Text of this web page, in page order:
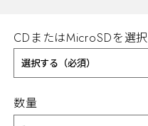
CDまたはMicroSDを選択
数量